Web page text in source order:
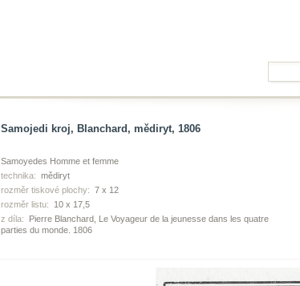
Samojedi kroj, Blanchard, mědiryt, 1806
Samoyedes Homme et femme
technika: mědiryt
rozměr tiskové plochy: 7 x 12
rozměr listu:
10 x 17,5
z díla:
Pierre Blanchard, Le Voyageur de la jeunesse dans les quatre
parties du monde. 1806